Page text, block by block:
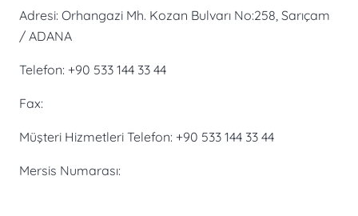
Adresi: Orhangazi Mh. Kozan Bulvarı No:258, Sarıçam
/ ADANA
Telefon: +90 533 144 33 44
Fax:
Müşteri Hizmetleri Telefon: +90 533 144 33 44
Mersis Numarası: